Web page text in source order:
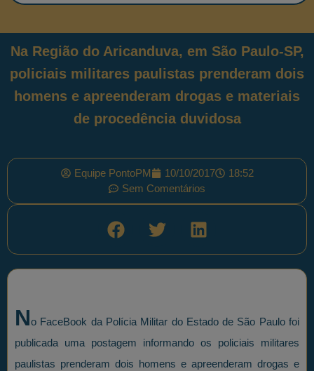
Na Região do Aricanduva, em São Paulo-SP,
policiais militares paulistas prenderam dois
homens e apreenderam drogas e materiais
de procedência duvidosa
Equipe PontoPM 10/10/2017
18:52
Sem Comentários
No FaceBook da Polícia Militar do Estado de São Paulo foi
publicada uma postagem informando os policiais militares
paulistas prenderam dois homens e apreenderam drogas e